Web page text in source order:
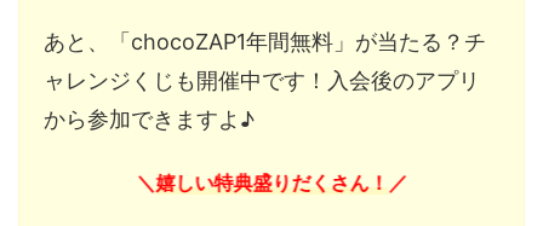
あと、「chocoZAP1年間無料」が当たる？チ
ャレンジくじも開催中です！入会後のアプリ
から参加できますよ♪
＼ 嬉しい特典盛りだくさん！ ／